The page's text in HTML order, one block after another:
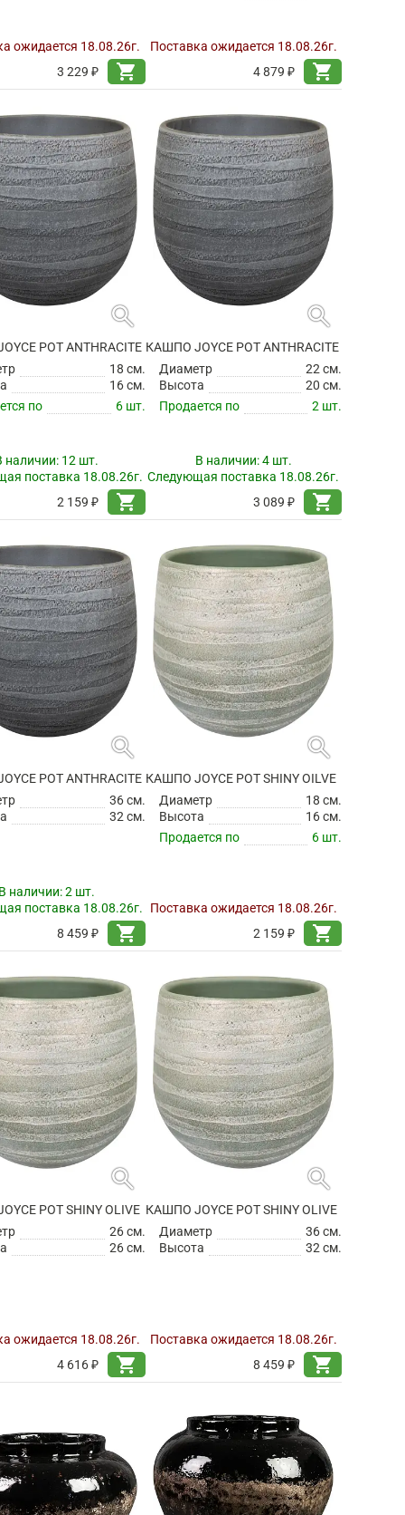
ожидается 18.08.26г.
3 229 ₽
shopping_cart
Поставка ожидается 18.08.26г.
4 879 ₽
shopping_cart
search
POT ANTHRACITE
18 см.
16 см.
по
6 шт.
наличии: 12 шт.
поставка 18.08.26г.
2 159 ₽
shopping_cart
search
КАШПО JOYCE POT ANTHRACITE
Диаметр
22 см.
Высота
20 см.
Продается по
2 шт.
В наличии:4 шт.
Следующая поставка 18.08.26г.
3 089 ₽
shopping_cart
search
POT ANTHRACITE
36 см.
32 см.
наличии:2 шт.
поставка 18.08.26г.
8 459 ₽
shopping_cart
search
КАШПО JOYCE POT SHINY OILVE
Диаметр
18 см.
Высота
16 см.
Продается по
6 шт.
Поставка ожидается 18.08.26г.
2 159 ₽
shopping_cart
search
POT SHINY OLIVE
26 см.
26 см.
ожидается 18.08.26г.
4 616 ₽
shopping_cart
search
КАШПО JOYCE POT SHINY OLIVE
Диаметр
36 см.
Высота
32 см.
Поставка ожидается 18.08.26г.
8 459 ₽
shopping_cart